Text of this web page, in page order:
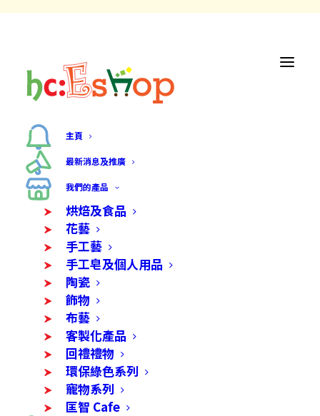
主頁
最新消息及推廣
我們的產品
烘焙及食品
花藝
手工藝
手工皂及個人用品
陶瓷
飾物
布藝
客製化產品
回禮禮物
環保綠色系列
寵物系列
匡智 Cafe
匡廣貓的源來 - 匡智賽馬會廣
福工場 (阿鑫)